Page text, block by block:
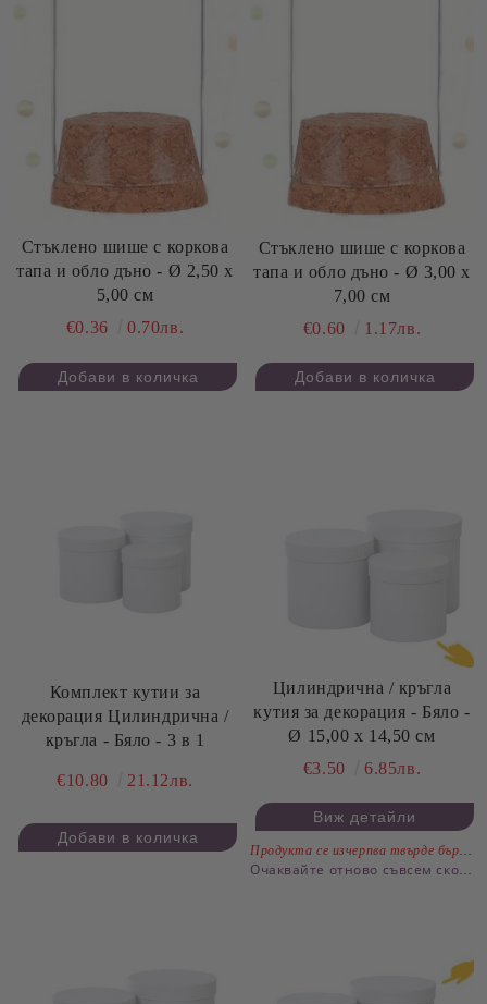
Стъклено шише с коркова
тапа и обло дъно - Ø 2,50 х
5,00 см
€0.36
0.70лв.
Стъклено шише с коркова
тапа и обло дъно - Ø 3,00 х
7,00 см
€0.60
1.17лв.
Комплект кутии за
декорация Цилиндрична /
кръгла - Бяло - 3 в 1
€10.80 21.12лв.
Цилиндрична / кръгла
кутия за декорация - Бяло -
Ø 15,00 х 14,50 см
€3.50
6.85лв.
Виж детайли
Продукта се изчерпва твърде бързо.
Очаквайте отново съвсем скоро